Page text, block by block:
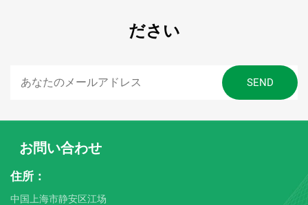
ださい
お問い合わせ
住所：
中国上海市静安区江场